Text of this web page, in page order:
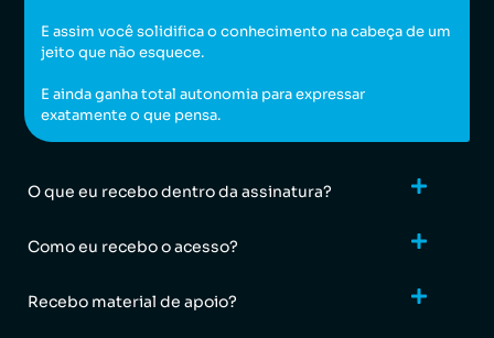
E assim você solidifica o conhecimento na cabeça de um
jeito que não esquece.
E ainda ganha total autonomia para expressar
exatamente o que pensa.
O que eu recebo dentro da assinatura?
Como eu recebo o acesso?
Recebo material de apoio?